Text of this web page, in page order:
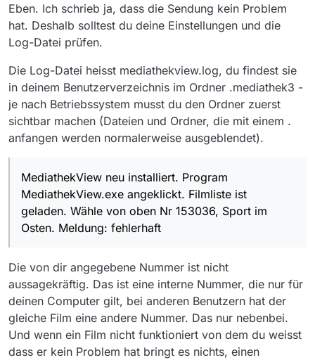
Betriebssystem ist Windows 10 Pro, Version
19042.1110
MediathekView neu installiert. Program
MediathekView.exe angeklickt. Filmliste ist
Betriebssystem ist Windows 10 Pro, Version
19042.1110
Eben. Ich schrieb ja, dass die Sendung kein Problem
hat. Deshalb solltest du deine Einstellungen und die
Log-Datei prüfen.
Die Log-Datei heisst mediathekview.log, du findest sie
in deinem Benutzerverzeichnis im Ordner .mediathek3 -
je nach Betriebssystem musst du den Ordner zuerst
sichtbar machen (Dateien und Ordner, die mit einem .
anfangen werden normalerweise ausgeblendet).
MediathekView neu installiert. Program
MediathekView.exe angeklickt. Filmliste ist
geladen. Wähle von oben Nr 153036, Sport im
Osten. Meldung: fehlerhaft
Die von dir angegebene Nummer ist nicht
aussagekräftig. Das ist eine interne Nummer, die nur für
deinen Computer gilt, bei anderen Benutzern hat der
gleiche Film eine andere Nummer. Das nur nebenbei.
Und wenn ein Film nicht funktioniert von dem du weisst
dass er kein Problem hat bringt es nichts, einen